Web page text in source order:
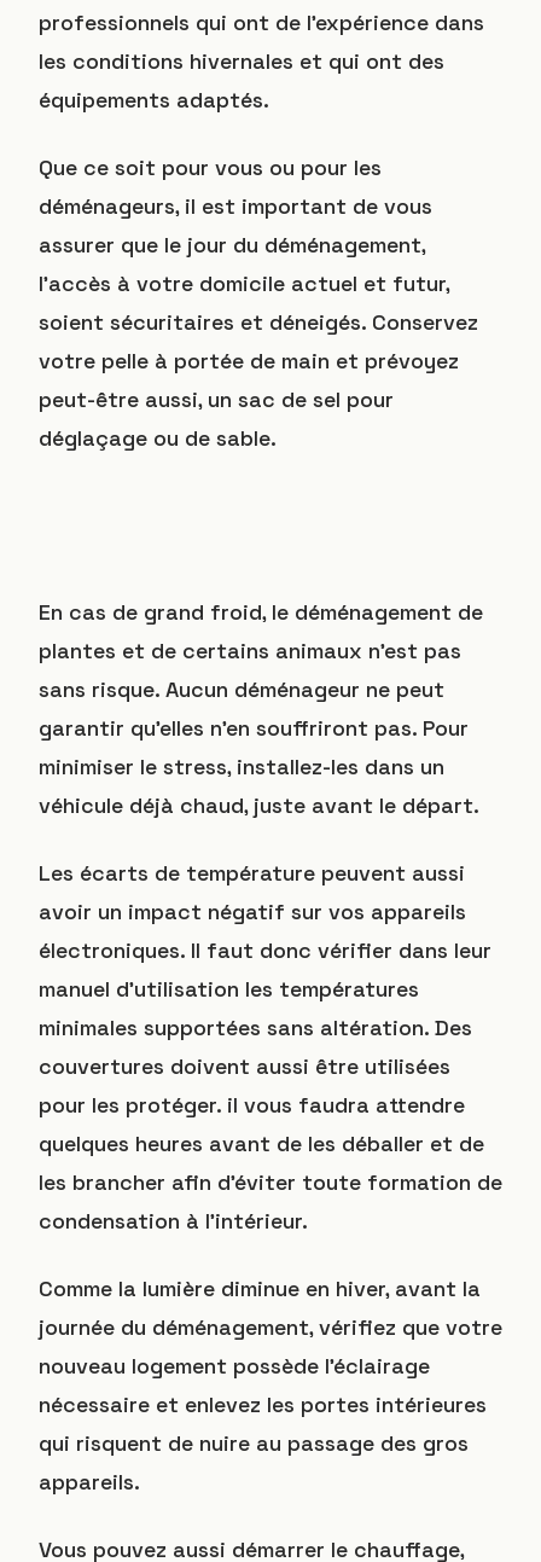
professionnels qui ont de l’expérience dans
les conditions hivernales et qui ont des
équipements adaptés.
Que ce soit pour vous ou pour les
déménageurs, il est important de vous
assurer que le jour du déménagement,
l’accès à votre domicile actuel et futur,
soient sécuritaires et déneigés. Conservez
votre pelle à portée de main et prévoyez
peut-être aussi, un sac de sel pour
déglaçage ou de sable.
En cas de grand froid, le déménagement de
plantes et de certains animaux n’est pas
sans risque. Aucun déménageur ne peut
garantir qu’elles n’en souffriront pas. Pour
minimiser le stress, installez-les dans un
véhicule déjà chaud, juste avant le départ.
Les écarts de température peuvent aussi
avoir un impact négatif sur vos appareils
électroniques. Il faut donc vérifier dans leur
manuel d’utilisation les températures
minimales supportées sans altération. Des
couvertures doivent aussi être utilisées
pour les protéger. il vous faudra attendre
quelques heures avant de les déballer et de
les brancher afin d’éviter toute formation de
condensation à l’intérieur.
Comme la lumière diminue en hiver, avant la
journée du déménagement, vérifiez que votre
nouveau logement possède l’éclairage
nécessaire et enlevez les portes intérieures
qui risquent de nuire au passage des gros
appareils.
Vous pouvez aussi démarrer le chauffage,